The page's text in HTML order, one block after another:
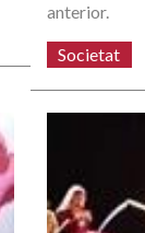
anterior.
Societat